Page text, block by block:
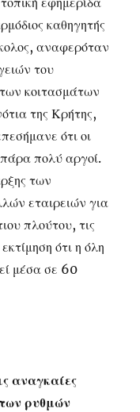
καθηγητής
αναφερόταν
του
κοιτασμάτων
της Κρήτης,
ότι οι
πάρα πολύ αργοί.
των
εταιρειών για
πλούτου, τις
ότι η όλη
μέσα σε 60
αναγκαίες
ρυθμών